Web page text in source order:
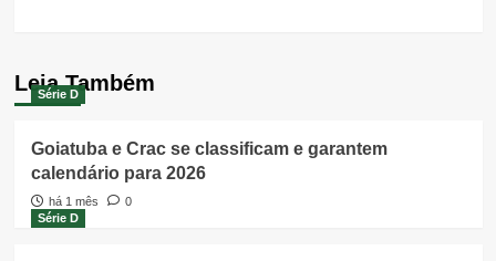
Leia Também
Série D
Goiatuba e Crac se classificam e garantem
calendário para 2026
há 1 mês
0
Série D